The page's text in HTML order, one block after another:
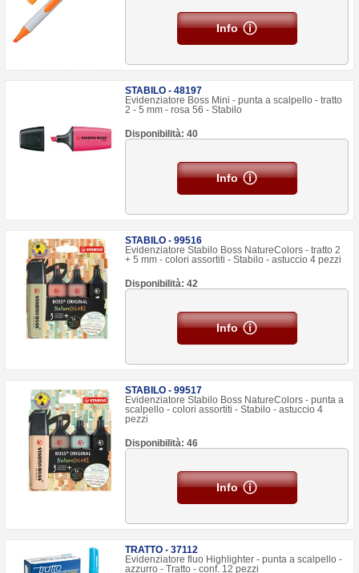
Info
STABILO - 48197
Evidenziatore Boss Mini - punta a scalpello - tratto
2 - 5 mm - rosa 56 - Stabilo
Disponibilità: 40
Info
STABILO - 99516
Evidenziatore Stabilo Boss NatureColors - tratto 2
+ 5 mm - colori assortiti - Stabilo - astuccio 4 pezzi
Disponibilità: 42
Info
STABILO - 99517
Evidenziatore Stabilo Boss NatureColors - punta a
scalpello - colori assortiti - Stabilo - astuccio 4
pezzi
Disponibilità: 46
Info
TRATTO - 37112
Evidenziatore fluo Highlighter - punta a scalpello -
azzurro - Tratto - conf. 12 pezzi